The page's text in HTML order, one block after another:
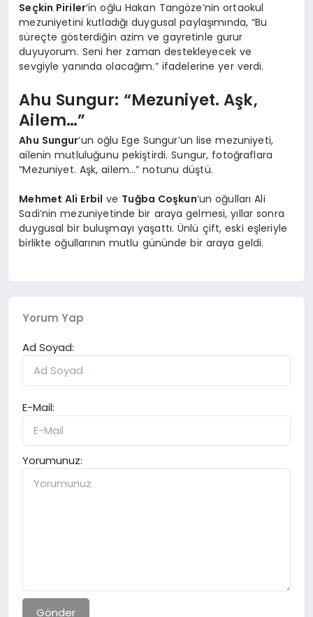
Seçkin Piriler‘in oğlu Hakan Tangöze’nin ortaokul
mezuniyetini kutladığı duygusal paylaşımında, “Bu
süreçte gösterdiğin azim ve gayretinle gurur
duyuyorum. Seni her zaman destekleyecek ve
sevgiyle yanında olacağım.” ifadelerine yer verdi.
Ahu Sungur: “Mezuniyet. Aşk,
Ailem…”
Ahu Sungur‘un oğlu Ege Sungur’un lise mezuniyeti,
ailenin mutluluğunu pekiştirdi. Sungur, fotoğraflara
“Mezuniyet. Aşk, ailem…” notunu düştü.
Mehmet Ali Erbil ve Tuğba Coşkun‘un oğulları Ali
Sadi’nin mezuniyetinde bir araya gelmesi, yıllar sonra
duygusal bir buluşmayı yaşattı. Ünlü çift, eski eşleriyle
birlikte oğullarının mutlu gününde bir araya geldi.
Yorum Yap
Ad Soyad:
E-Mail:
Yorumunuz:
Gönder